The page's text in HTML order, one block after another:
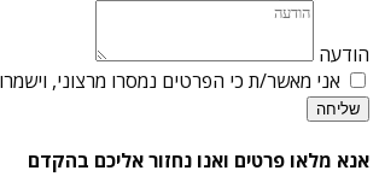
הודעה
אני מאשר/ת כי הפרטים נמסרו מרצוני,
שליחה
אנא מלאו פרטים ואנו נחזור אליכם בהקדם